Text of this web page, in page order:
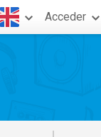
Acceder